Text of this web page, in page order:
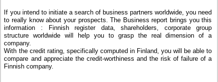
If you intend to initiate a search of business partners worldwide, you need
to really know about your prospects. The Business report brings you this
information : Finnish register data, shareholders, corporate group
structure worldwide will help you to grasp the real dimension of a
company.
With the credit rating, specifically computed in Finland, you will be able to
compare and appreciate the credit-worthiness and the risk of failure of a
Finnish company.